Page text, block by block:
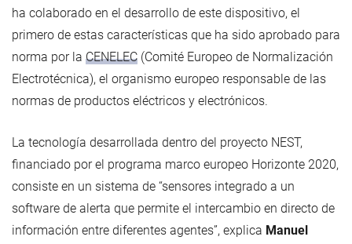
ha colaborado en el desarrollo de este dispositivo, el
primero de estas características que ha sido aprobado para
norma por la CENELEC (Comité Europeo de Normalización
Electrotécnica), el organismo europeo responsable de las
normas de productos eléctricos y electrónicos.
La tecnología desarrollada dentro del proyecto NEST,
financiado por el programa marco europeo Horizonte 2020,
consiste en un sistema de “sensores integrado a un
software de alerta que permite el intercambio en directo de
información entre diferentes agentes”, explica Manuel